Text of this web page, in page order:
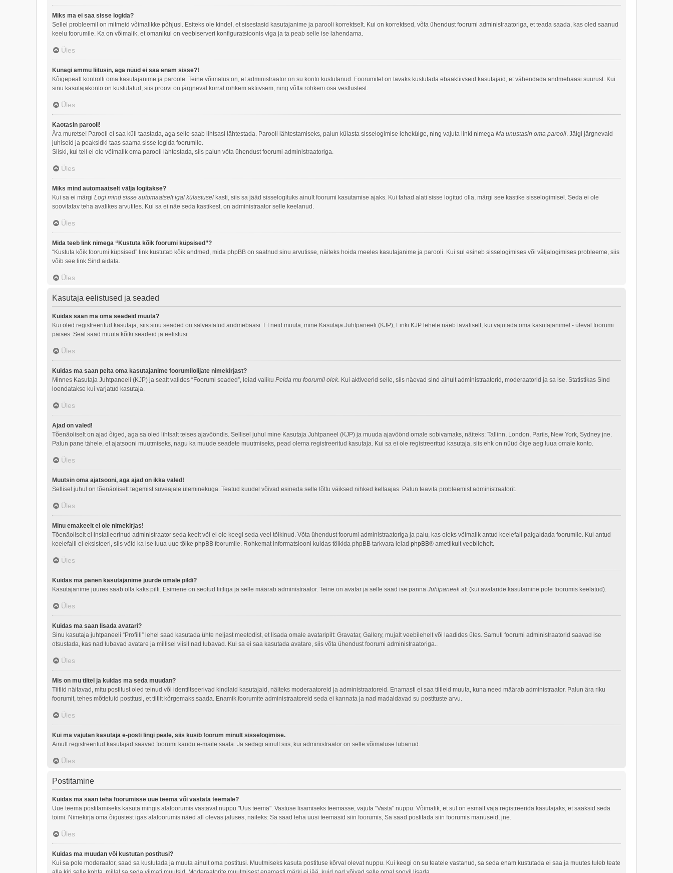
Miks ma ei saa sisse logida?
Sellel probleemil on mitmeid võimalikke põhjusi. Esiteks ole kindel, et sisestasid kasutajanime ja parooli korrektselt. Kui on korrektsed, võta ühendust foorumi administraatoriga, et teada saada, kas oled saanud
keelu foorumile. Ka on võimalik, et omanikul on veebiserveri konfiguratsioonis viga ja ta peab selle ise lahendama.
Üles
Kunagi ammu liitusin, aga nüüd ei saa enam sisse?!
Kõigepealt kontrolli oma kasutajanime ja paroole. Teine võimalus on, et administraator on su konto kustutanud. Foorumitel on tavaks kustutada ebaaktiivseid kasutajaid, et vähendada andmebaasi suurust. Kui
sinu kasutajakonto on kustutatud, siis proovi on järgneval korral rohkem aktiivsem, ning võtta rohkem osa vestlustest.
Üles
Kaotasin parooli!
Ära muretse! Parooli ei saa küll taastada, aga selle saab lihtsasi lähtestada. Parooli lähtestamiseks, palun külasta sisselogimise lehekülge, ning vajuta linki nimega Ma unustasin oma parooli. Jälgi järgnevaid
juhiseid ja peaksidki taas saama sisse logida foorumile.
Siiski, kui teil ei ole võimalik oma parooli lähtestada, siis palun võta ühendust foorumi administraatoriga.
Üles
Miks mind automaatselt välja logitakse?
Kui sa ei märgi Logi mind sisse automaatselt igal külastusel kasti, siis sa jääd sisselogituks ainult foorumi kasutamise ajaks. Kui tahad alati sisse logitud olla, märgi see kastike sisselogimisel. Seda ei ole
soovitatav teha avalikes arvutites. Kui sa ei näe seda kastikest, on administraator selle keelanud.
Üles
Mida teeb link nimega “Kustuta kõik foorumi küpsised”?
“Kustuta kõik foorumi küpsised” link kustutab kõik andmed, mida phpBB on saatnud sinu arvutisse, näiteks hoida meeles kasutajanime ja parooli. Kui sul esineb sisselogimises või väljalogimises probleeme, siis
võib see link Sind aidata.
Üles
Kasutaja eelistused ja seaded
Kuidas saan ma oma seadeid muuta?
Kui oled registreeritud kasutaja, siis sinu seaded on salvestatud andmebaasi. Et neid muuta, mine Kasutaja Juhtpaneeli (KJP); Linki KJP lehele näeb tavaliselt, kui vajutada oma kasutajanimel - üleval foorumi
päises. Seal saad muuta kõiki seadeid ja eelistusi.
Üles
Kuidas ma saan peita oma kasutajanime foorumilolijate nimekirjast?
Minnes Kasutaja Juhtpaneeli (KJP) ja sealt valides “Foorumi seaded”, leiad valiku Peida mu foorumil olek. Kui aktiveerid selle, siis näevad sind ainult administraatorid, moderaatorid ja sa ise. Statistikas Sind
loendatakse kui varjatud kasutaja.
Üles
Ajad on valed!
Tõenäoliselt on ajad õiged, aga sa oled lihtsalt teises ajavööndis. Sellisel juhul mine Kasutaja Juhtpaneel (KJP) ja muuda ajavöönd omale sobivamaks, näiteks: Tallinn, London, Pariis, New York, Sydney jne.
Palun pane tähele, et ajatsooni muutmiseks, nagu ka muude seadete muutmiseks, pead olema registreeritud kasutaja. Kui sa ei ole registreeritud kasutaja, siis ehk on nüüd õige aeg luua omale konto.
Üles
Muutsin oma ajatsooni, aga ajad on ikka valed!
Sellisel juhul on tõenäoliselt tegemist suveajale üleminekuga. Teatud kuudel võivad esineda selle tõttu väiksed nihked kellaajas. Palun teavita probleemist administraatorit.
Üles
Minu emakeelt ei ole nimekirjas!
Tõenäoliselt ei installeerinud administraator seda keelt või ei ole keegi seda veel tõlkinud. Võta ühendust foorumi administraatoriga ja palu, kas oleks võimalik antud keelefail paigaldada foorumile. Kui antud
keelefaili ei eksisteeri, siis võid ka ise luua uue tõlke phpBB foorumile. Rohkemat informatsiooni kuidas tõlkida phpBB tarkvara leiad phpBB® ametlikult veebilehelt.
Üles
Kuidas ma panen kasutajanime juurde omale pildi?
Kasutajanime juures saab olla kaks pilti. Esimene on seotud tiitliga ja selle määrab administraator. Teine on avatar ja selle saad ise panna Juhtpaneeli alt (kui avataride kasutamine pole foorumis keelatud).
Üles
Kuidas ma saan lisada avatari?
Sinu kasutaja juhtpaneeli “Profiili” lehel saad kasutada ühte neljast meetodist, et lisada omale avataripilt: Gravatar, Gallery, mujalt veebilehelt või laadides üles. Samuti foorumi administraatorid saavad ise
otsustada, kas nad lubavad avatare ja millisel viisil nad lubavad. Kui sa ei saa kasutada avatare, siis võta ühendust foorumi administraatoriga..
Üles
Mis on mu tiitel ja kuidas ma seda muudan?
Tiitlid näitavad, mitu postitust oled teinud või identfitseerivad kindlaid kasutajaid, näiteks moderaatoreid ja administraatoreid. Enamasti ei saa tiitleid muuta, kuna need määrab administraator. Palun ära riku
foorumit, tehes mõttetuid postitusi, et tiitlit kõrgemaks saada. Enamik foorumite administraatoreid seda ei kannata ja nad madaldavad su postituste arvu.
Üles
Kui ma vajutan kasutaja e-posti lingi peale, siis küsib foorum minult sisselogimise.
Ainult registreeritud kasutajad saavad foorumi kaudu e-maile saata. Ja sedagi ainult siis, kui administraator on selle võimaluse lubanud.
Üles
Postitamine
Kuidas ma saan teha foorumisse uue teema või vastata teemale?
Uue teema postitamiseks kasuta mingis alafoorumis vastavat nuppu "Uus teema". Vastuse lisamiseks teemasse, vajuta "Vasta" nuppu. Võimalik, et sul on esmalt vaja registreerida kasutajaks, et saaksid seda
toimi. Nimekirja oma õigustest igas alafoorumis näed all olevas jaluses, näiteks: Sa saad teha uusi teemasid siin foorumis, Sa saad postitada siin foorumis manuseid, jne.
Üles
Kuidas ma muudan või kustutan postitusi?
Kui sa pole moderaator, saad sa kustutada ja muuta ainult oma postitusi. Muutmiseks kasuta postituse kõrval olevat nuppu. Kui keegi on su teatele vastanud, sa seda enam kustutada ei saa ja muutes tuleb teate